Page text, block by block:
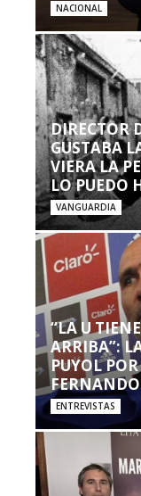
NACIONAL
DIRECTOR
GUSTABA
VIERA LA
LO PUEDO
VANGUARDIA
“LA U
ARRIBA”:
PUYOL
ENTREVISTAS